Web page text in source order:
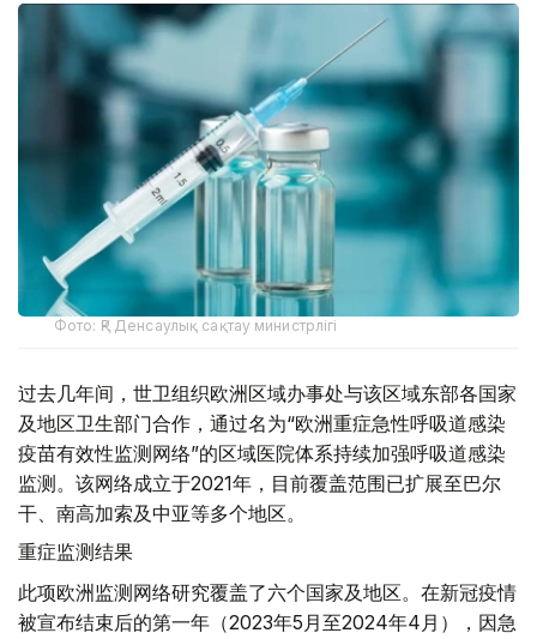
Фото: ҚР Денсаулық сақтау министрлігі
过去几年间，世卫组织欧洲区域办事处与该区域东部各国家
及地区卫生部门合作，通过名为“欧洲重症急性呼吸道感染
疫苗有效性监测网络”的区域医院体系持续加强呼吸道感染
监测。该网络成立于2021年，目前覆盖范围已扩展至巴尔
干、南高加索及中亚等多个地区。
重症监测结果
此项欧洲监测网络研究覆盖了六个国家及地区。在新冠疫情
被宣布结束后的第一年（2023年5月至2024年4月），因急